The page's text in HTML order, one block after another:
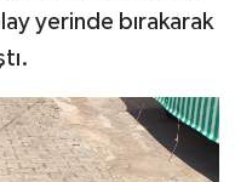
yerinde bırakarak